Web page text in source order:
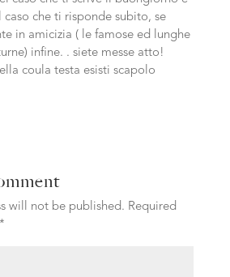
che ti risponde subito, se
in amicizia ( le famose ed lunghe
infine. . siete messe atto!
coula testa esisti scapolo
will not be published. Required
*